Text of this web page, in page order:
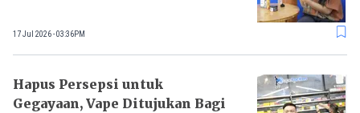
17 Jul 2026 - 03:36PM
Hapus Persepsi untuk
Gegayaan, Vape Ditujukan Bagi